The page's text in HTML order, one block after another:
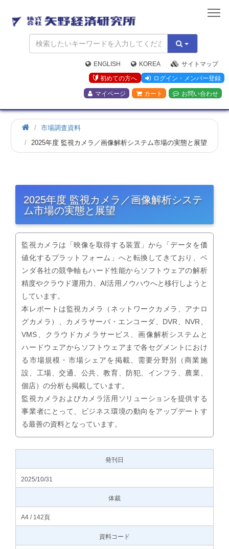
矢
野
経
済
研
究
所
ENGLISH KOREA
サイトマップ
初めての方へ
ログイン・メンバー登録
マイページ カート お問い合わせ
市場調査資料
2025年度 監視カメラ／画像解析システム市場の実態と展望
2025年度 監視カメラ／画像解析システ
ム市場の実態と展望
監視カメラは「映像を取得する装置」から「データを価
値化するプラットフォーム」へと転換してきており、ベ
ンダ各社の競争軸もハード性能からソフトウェアの解析
精度やクラウド運用力、AI活用ノウハウへと移行しようと
しています。
本レポートは監視カメラ（ネットワークカメラ、アナロ
グカメラ）、カメラサーバ・エンコーダ、DVR、NVR、
VMS、クラウドカメラサービス、画像解析システムと
ハードウェアからソフトウェアまで各セグメントにおけ
る市場規模・市場シェアを掲載、需要分野別（商業施
設、工場、交通、公共、教育、防犯、インフラ、農業、
個店）の分析も掲載しています。
監視カメラおよびカメラ活用ソリューションを提供する
事業者にとって、ビジネス環境の動向をアップデートす
る最善の資料となっています。
発刊日
2025/10/31
体裁
A4 / 142頁
資料コード